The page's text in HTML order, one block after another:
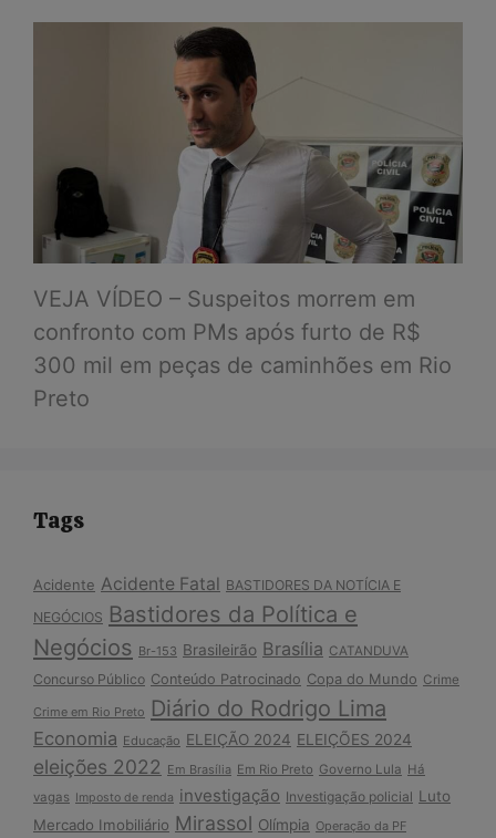
VEJA VÍDEO – Suspeitos morrem em
confronto com PMs após furto de R$
300 mil em peças de caminhões em Rio
Preto
Tags
Acidente Acidente Fatal BASTIDORES DA NOTÍCIA E
NEGÓCIOS Bastidores da Política e
Negócios Br-153 Brasileirão Brasília CATANDUVA
Concurso Público Conteúdo Patrocinado Copa do Mundo Crime
Crime em Rio Preto Diário do Rodrigo Lima
Economia Educação ELEIÇÃO 2024 ELEIÇÕES 2024
eleições 2022 Em Brasília Em Rio Preto Governo Lula Há
vagas
Imposto de renda investigação Investigação policial Luto
Mercado Imobiliário Mirassol Olímpia Operação da PF